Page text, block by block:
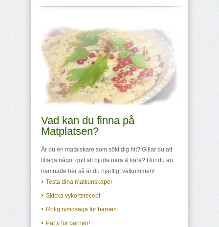
Vad kan du finna på
Matplatsen?
Är du en matälskare som sökt dig hit? Gillar du att
tillaga något gott att bjuda nära & kära? Hur du än
hamnade här så är du hjärtligt välkommen!
Testa dina matkunskaper
Skicka vykortsrecept
Rolig rymdsaga för barnen
Party för barnen!